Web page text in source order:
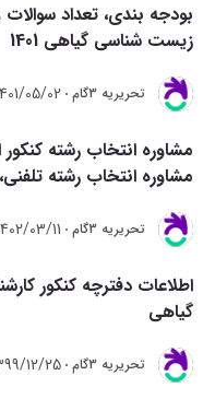
بودجه بندی، تعداد
زیست شناسی گیاهی 1401
تحريريه 3گام 05/02
مشاوره انتخاب رشته
تحريريه 3گام 03/11
اطلاعات دفترچه کنکور
گیاهی
تحريريه 3گام 12/25